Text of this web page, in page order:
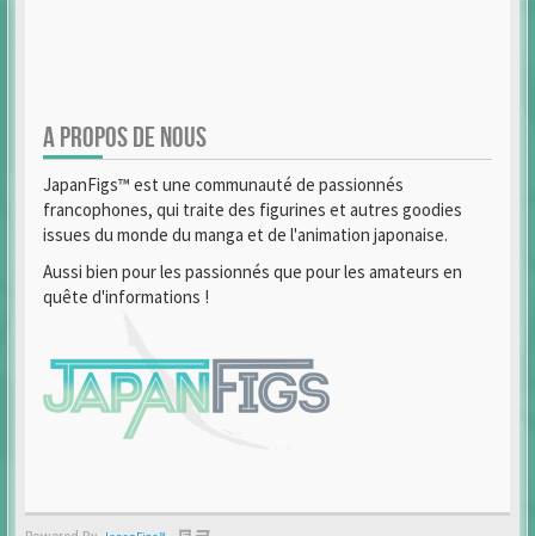
A PROPOS DE NOUS
JapanFigs™ est une communauté de passionnés
francophones, qui traite des figurines et autres goodies
issues du monde du manga et de l'animation japonaise.
Aussi bien pour les passionnés que pour les amateurs en
quête d'informations !